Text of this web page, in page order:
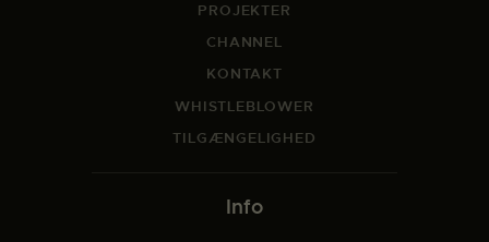
PROJEKTER
CHANNEL
KONTAKT
WHISTLEBLOWER
TILGÆNGELIGHED
Info